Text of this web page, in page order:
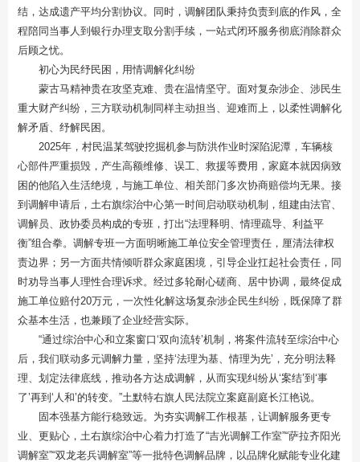
结，达成遗产平均分割协议。同时，调解团队秉持负责到底的作风，全
程陪同当事人到银行办理支取分割手续，一站式闭环服务彻底消除群众
后顾之忧。
初心为民纾民困，用情调解化纠纷
蒙古马精神贵在攻坚克难、贵在温情坚守。面对复杂涉企、涉民生
重大财产纠纷，三方联动机制同样主动担当、迎难而上，以柔性调解化
解矛盾、纾解民困。
2025年，村民温某驾驶挖掘机参与防洪作业时深陷泥潭，车辆核
心部件严重损毁，产生高额维修、误工、救援等费用，家庭本就因病致
困的他陷入生活绝境，与施工单位、相关部门多次协商赔偿均无果。接
到调解申请后，土右旗综治中心第一时间启动联动机制，组建由法官、
调解员、政协委员构成的专班，打出“法理释明、情理疏导、利益平
衡”组合拳。调解专班一方面明晰施工单位安全管理责任，厘清法律权
责边界；另一方面共情倾听群众家庭困境，引导企业扛起社会责任，同
时劝导当事人理性合理诉求。经过多轮耐心磋商、居中协调，最终促成
施工单位赔付20万元，一次性化解这场复杂涉企民生纠纷，既保障了群
众基本生活，也兼顾了企业经营实际。
“通过综治中心和立案窗口‘双向流转’机制，将案件流转至综治中心
后，我们联动多元调解力量，坚持‘法理为基、情理为先’，充分明法释
理、划定法律底线，推动各方达成调解，从而实现纠纷从‘案结’到‘事
了’再到‘人和’的转变。”土默特右旗人民法院立案庭副庭长江艳说。
固本强基方能行稳致远。为夯实调解工作根基，让调解服务更专
业、更贴心，土右旗综治中心着力打造了“吉光调解工作室”“萨拉齐阳光
调解室”“双龙老兵调解室”等一批特色调解品牌，以品牌化赋能专业化建